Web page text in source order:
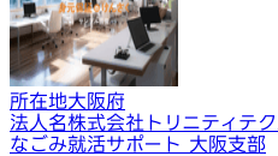
所在地大阪府
法人名株式会社トリニティテ
なごみ就活サポート 大阪支部